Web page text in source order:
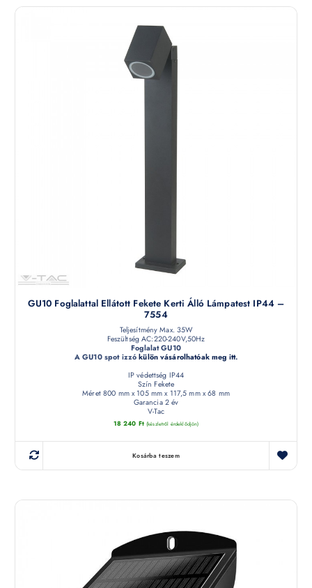
GU10 Foglalattal Ellátott Fekete Kerti Álló Lámpatest IP44 –
7554
Teljesítmény Max. 35W
Feszültség AC:220-240V,50Hz
Foglalat GU10
A GU10 spot izzókülön vásárolhatóak meg itt.
IP védettség IP44
Szín Fekete
Méret 800 mm x 105 mm x 117,5 mm x 68 mm
Garancia 2 év
V-Tac
18 240 Ft (készletről érdeklődjön)
Kosárba teszem